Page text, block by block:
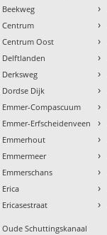
Oost
Dijk
Compascuum
Erfscheidenveen
›
›
›
›
›
›
›
›
›
›
›
›
›
Schuttingskanaal